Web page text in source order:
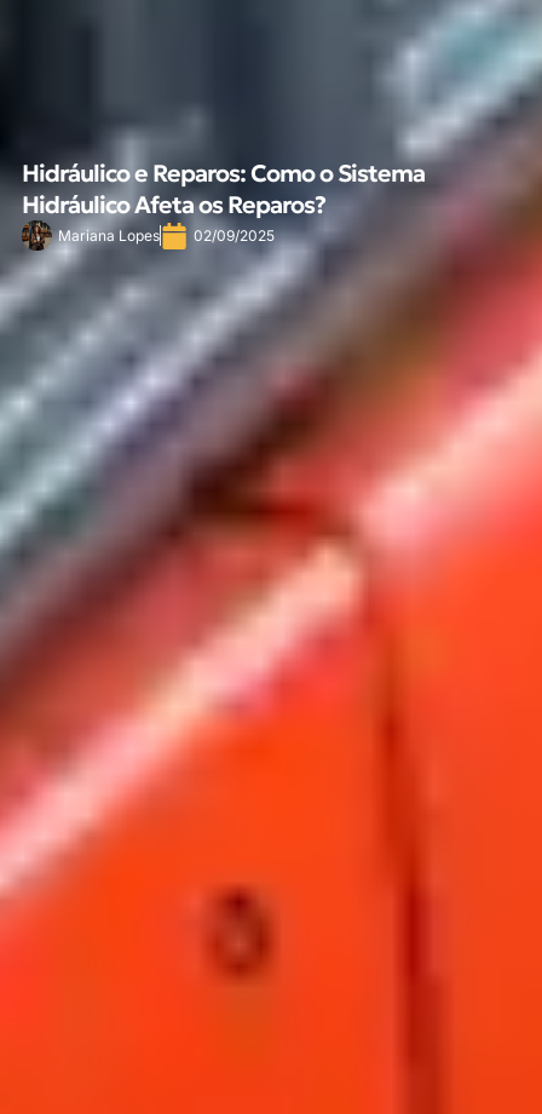
Hidráulico e Reparos: Como o Sistema
Hidráulico Afeta os Reparos?
Mariana Lopes 02/09/2025